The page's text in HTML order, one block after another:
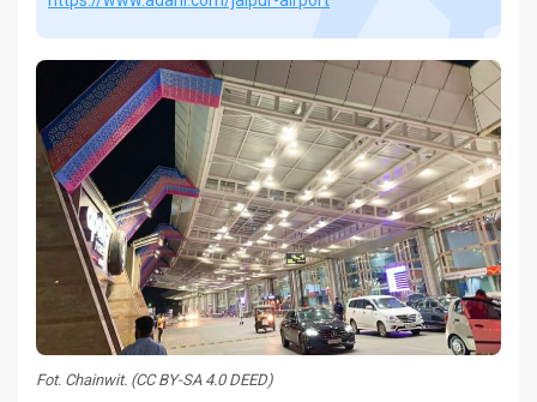
Fot. Chainwit. (CC BY-SA 4.0 DEED)